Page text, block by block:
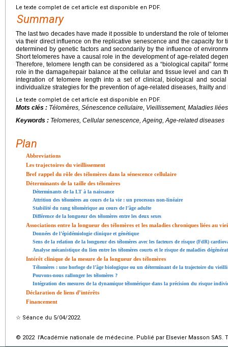
Le texte complet de cet article est disponible en PDF.
Summary
The last two decades have made it possible to understand the role of
via their direct influence on the replicative senescence and the capacity for
determined by genetic factors and secondarily by the influence of
Short telomeres have a causal role in the development of age-related
Therefore, telomere length can be considered as a “biological capital”
role in the damage/repair balance at the cellular and tissue level and can
integration of telomere length into a set of clinical, biological and
individualize strategies for the prevention of age-related diseases, frailty and
Le texte complet de cet article est disponible en PDF.
Mots clés : Télomères, Sénescence cellulaire, Vieillissement, Maladies liées
Keywords : Telomeres, Cellular senescence, Ageing, Age-related diseases
Plan
Abbreviations
Les trajectoires du vieillissement
Bref rappel du rôle des télomères dans la sénescence cellulaire
Déterminants de la taille des télomères
Déterminants de la LT à la naissance
Attrition des télomères au cours de la vie : un processus non-linéaire
Stabilité du rang télomérique au cours de l’âge adulte
Différence de la longueur des télomères entre les deux sexes
Associations entre la longueur des télomères et les maladies chroniques liées au
Données de l’épidémiologie clinique et génétique
Sens de la relation de la longueur des télomères avec les facteurs de risque (FdR)
Analyse mécanistique du lien entre les télomères courts et le risque de maladies
Intérêt clinique de la mesure de la longueur des télomères
Télomères : une horloge de l’âge biologique ou un déterminant de la trajectoire du
Pouvons-nous rallonger les télomères ?
Intégration des mesures de la dynamique télomérique dans la précision du risque
Déclaration de liens d’intérêts
Financement
☆ Séance du 5/04/2022.
© 2022 l'Académie nationale de médecine. Publié par Elsevier Masson SAS.